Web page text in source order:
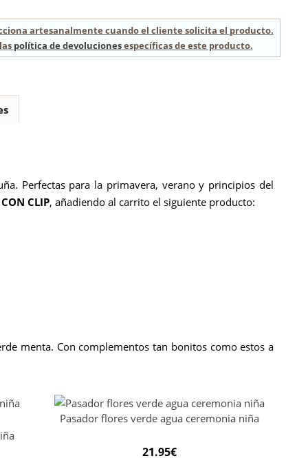
artesanalmente cuando el cliente solicita el producto.
política de devolucionesespecíficas de este producto.
Perfectas para la primavera, verano y principios del
CLIP, añadiendo al carrito el siguiente producto:
menta. Con complementos tan bonitos como estos a
Pasador flores verde agua ceremonia niña
21.95€